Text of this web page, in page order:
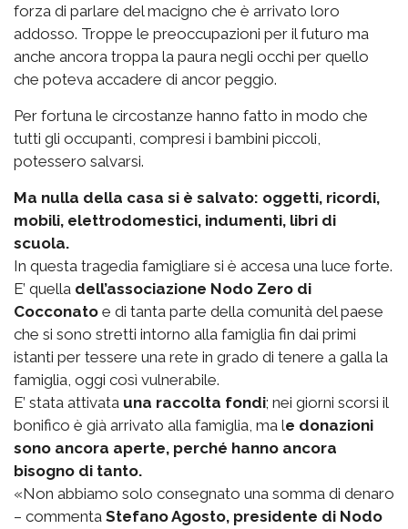
forza di parlare del macigno che è arrivato loro
addosso. Troppe le preoccupazioni per il futuro ma
anche ancora troppa la paura negli occhi per quello
che poteva accadere di ancor peggio.
Per fortuna le circostanze hanno fatto in modo che
tutti gli occupanti, compresi i bambini piccoli,
potessero salvarsi.
Ma nulla della casa si è salvato: oggetti, ricordi,
mobili, elettrodomestici, indumenti, libri di
scuola.
In questa tragedia famigliare si è accesa una luce forte.
E’ quella dell’associazione Nodo Zero di
Cocconato e di tanta parte della comunità del paese
che si sono stretti intorno alla famiglia fin dai primi
istanti per tessere una rete in grado di tenere a galla la
famiglia, oggi così vulnerabile.
E’ stata attivata una raccolta fondi; nei giorni scorsi il
bonifico è già arrivato alla famiglia, ma le donazioni
sono ancora aperte, perché hanno ancora
bisogno di tanto.
«Non abbiamo solo consegnato una somma di denaro
– commenta Stefano Agosto, presidente di Nodo